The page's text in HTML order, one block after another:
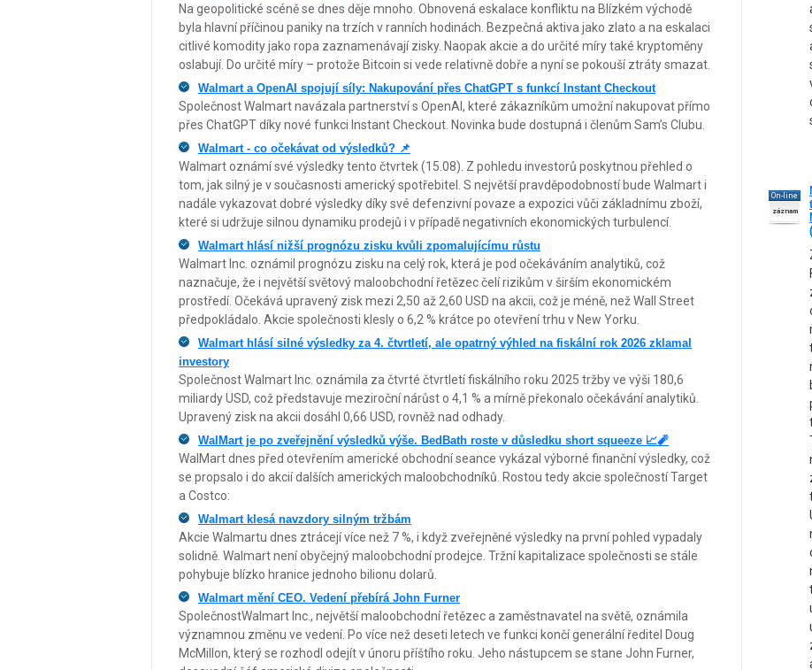
Na geopolitické scéně se dnes děje mnoho. Obnovená eskalace konfliktu na Blízkém východě
byla hlavní příčinou paniky na trzích v ranních hodinách. Bezpečná aktiva jako zlato a na eskalaci
citlivé komodity jako ropa zaznamenávají zisky. Naopak akcie a do určité míry také kryptoměny
oslabují. Do určité míry – protože Bitcoin si vede relativně dobře a nyní se pokouší ztráty smazat.
Walmart a OpenAI spojují síly: Nakupování přes ChatGPT s funkcí Instant Checkout
Společnost Walmart navázala partnerství s OpenAI, které zákazníkům umožní nakupovat přímo
přes ChatGPT díky nové funkci Instant Checkout. Novinka bude dostupná i členům Sam’s Clubu.
Walmart - co očekávat od výsledků? 📌
Walmart oznámí své výsledky tento čtvrtek (15.08). Z pohledu investorů poskytnou přehled o
tom, jak silný je v současnosti americký spotřebitel. S největší pravděpodobností bude Walmart i
nadále vykazovat dobré výsledky díky své defenzivní povaze a expozici vůči základnímu zboží,
které si udržuje silnou dynamiku prodejů i v případě negativních ekonomických turbulencí.
Walmart hlásí nižší prognózu zisku kvůli zpomalujícímu růstu
Walmart Inc. oznámil prognózu zisku na celý rok, která je pod očekáváním analytiků, což
naznačuje, že i největší světový maloobchodní řetězec čelí rizikům v širším ekonomickém
prostředí. Očekává upravený zisk mezi 2,50 až 2,60 USD na akcii, což je méně, než Wall Street
předpokládalo. Akcie společnosti klesly o 6,2 % krátce po otevření trhu v New Yorku.
Walmart hlásí silné výsledky za 4. čtvrtletí, ale opatrný výhled na fiskální rok 2026 zklamal
investory
Společnost Walmart Inc. oznámila za čtvrté čtvrtletí fiskálního roku 2025 tržby ve výši 180,6
miliardy USD, což představuje meziroční nárůst o 4,1 % a mírně překonalo očekávání analytiků.
Upravený zisk na akcii dosáhl 0,66 USD, rovněž nad odhady.
WalMart je po zveřejnění výsledků výše. BedBath roste v důsledku short squeeze 📈🧨
WalMart dnes před otevřením americké obchodní seance vykázal výborné finanční výsledky, což
se propsalo i do akcií dalších amerických maloobchodníků. Rostou tedy akcie společností Target
a Costco:
Walmart klesá navzdory silným tržbám
Akcie Walmartu dnes ztrácejí více než 7 %, i když zveřejněné výsledky na první pohled vypadaly
solidně. Walmart není obyčejný maloobchodní prodejce. Tržní kapitalizace společnosti se stále
pohybuje blízko hranice jednoho bilionu dolarů.
Walmart mění CEO. Vedení přebírá John Furner
SpolečnostWalmart Inc., největší maloobchodní řetězec a zaměstnavatel na světě, oznámila
významnou změnu ve vedení. Po více než deseti letech ve funkci končí generální ředitel Doug
McMillon, který se rozhodl odejít v únoru příštího roku. Jeho nástupcem se stane John Furner,
On-line
záznam